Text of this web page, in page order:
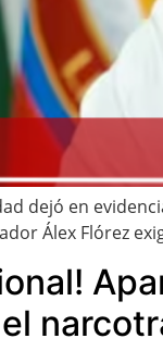
dejó en
Álex Flórez